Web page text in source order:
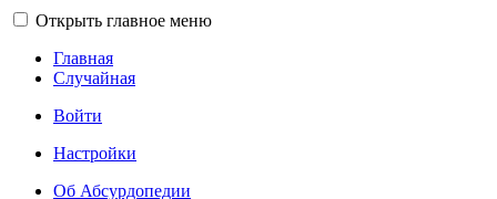
Открыть главное меню
Главная
Случайная
Войти
Настройки
Об Абсурдопедии